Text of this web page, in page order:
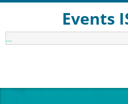
Events
...